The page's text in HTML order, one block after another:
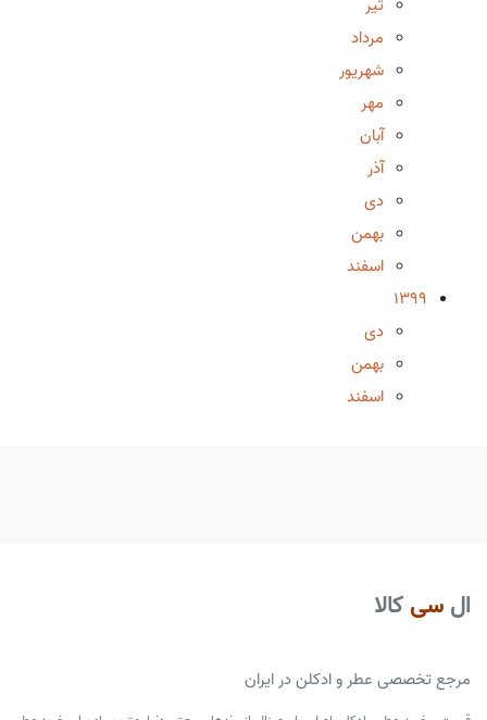
مرداد
شهریور
مهر
آبان
آذر
دی
بهمن
اسفند
1399
دی
بهمن
اسفند
ال سی کالا
مرجع تخصصی عطر و ادکلن در ایران